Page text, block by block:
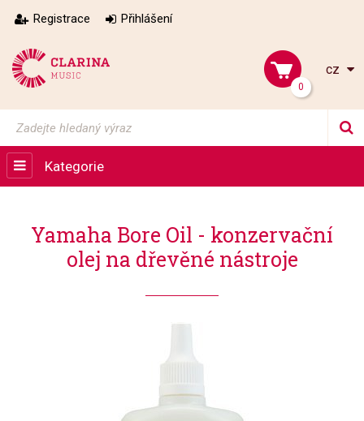
Registrace Přihlášení
0
cz
Kategorie
Yamaha Bore Oil - konzervační
olej na dřevěné nástroje